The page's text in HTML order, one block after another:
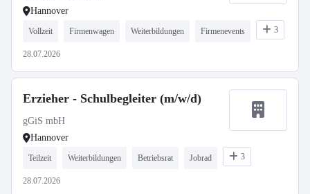
Hannover
Vollzeit Firmenwagen Weiterbildungen Firmenevents 3
28.07.2026
Erzieher - Schulbegleiter (m/w/d)
gGiS mbH
Hannover
Teilzeit Weiterbildungen Betriebsrat Jobrad 3
28.07.2026